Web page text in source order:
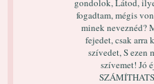
gondolok, Látod,
fogadtam, mégis
minek neveznéd?
fejedet, csak arra
szívedet, S ezen
szívemet! Jó